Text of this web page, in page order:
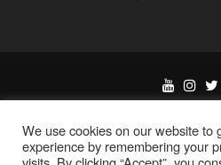
We use cookies on our website to
experience by remembering your